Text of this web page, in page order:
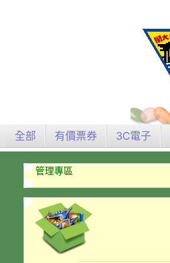
全部 有價票券 3C電子
管理專區